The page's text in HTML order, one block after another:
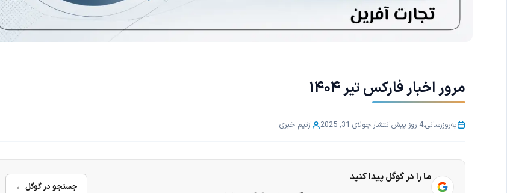
مرور اخبار فارکس تیر ۱۴۰۴
به‌روزرسانی:4 روز پیش انتشار:جولای 31, 2025 ازتیم خبری
ما را در گوگل پیدا کنید
جستجو در گوگل ←